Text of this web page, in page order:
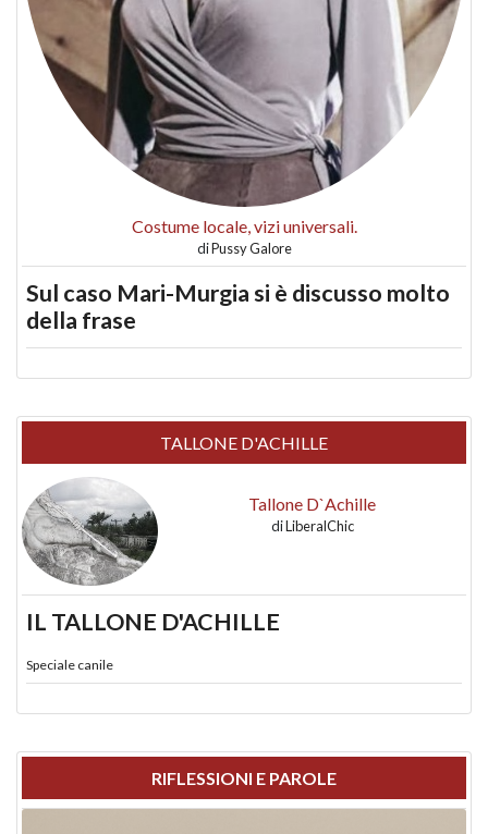
Costume locale, vizi universali.
diPussy Galore
Sul caso Mari-Murgia si è discusso molto
della frase
TALLONE D'ACHILLE
Tallone D`Achille
diLiberalChic
IL TALLONE D'ACHILLE
Speciale canile
RIFLESSIONI E PAROLE